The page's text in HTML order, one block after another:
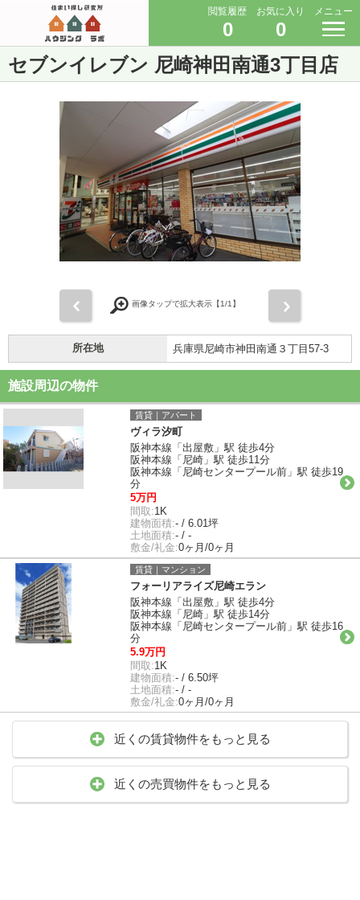
閲覧履歴
0
お気に入り
0
メニュー
セブンイレブン 尼崎神田南通3丁目店
画像タップで拡大表示【1/1】
所在地 兵庫県尼崎市神田南通３丁目57-3
施設周辺の物件
賃貸｜アパート
ヴィラ汐町
阪神本線「出屋敷」駅 徒歩4分
阪神本線「尼崎」駅 徒歩11分
阪神本線「尼崎センタープール前」駅 徒歩19
分
5万円
間取:1K
建物面積:- / 6.01坪
土地面積:- / -
敷金/礼金:0ヶ月/0ヶ月
賃貸｜マンション
フォーリアライズ尼崎エラン
阪神本線「出屋敷」駅 徒歩4分
阪神本線「尼崎」駅 徒歩14分
阪神本線「尼崎センタープール前」駅 徒歩16
分
5.9万円
間取:1K
建物面積:- / 6.50坪
土地面積:- / -
敷金/礼金:0ヶ月/0ヶ月
近くの賃貸物件をもっと見る
近くの売買物件をもっと見る